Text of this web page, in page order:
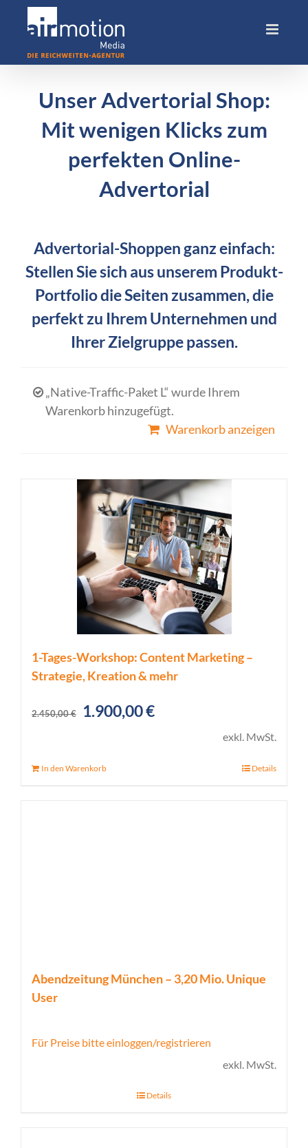
Unser Advertorial Shop:
Mit wenigen Klicks zum
perfekten Online-
Advertorial
Advertorial-Shoppen ganz einfach:
Stellen Sie sich aus unserem Produkt-
Portfolio die Seiten zusammen, die
perfekt zu Ihrem Unternehmen und
Ihrer Zielgruppe passen.
„Native-Traffic-Paket L“ wurde Ihrem
Warenkorb hinzugefügt.
Warenkorb anzeigen
1-Tages-Workshop: Content Marketing –
Strategie, Kreation & mehr
2.450,00€
Ursprünglicher
1.900,00€Aktueller
exkl. MwSt.
In den Warenkorb Details
Abendzeitung München – 3,20 Mio. Unique
User
Für Preise bitte einloggen/registrieren
exkl. MwSt.
Details